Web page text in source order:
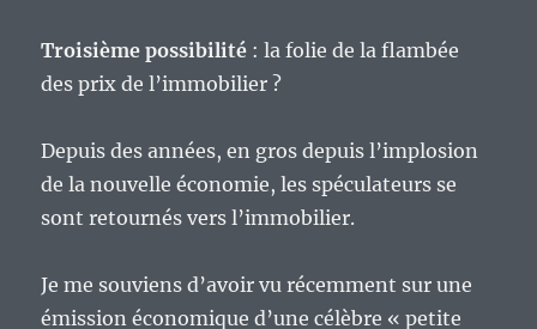
Troisième possibilité : la folie de la flambée
des prix de l’immobilier ?
Depuis des années, en gros depuis l’implosion
de la nouvelle économie, les spéculateurs se
sont retournés vers l’immobilier.
Je me souviens d’avoir vu récemment sur une
émission économique d’une célèbre « petite